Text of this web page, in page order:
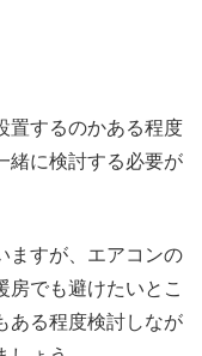
置するのかある程度
緒に検討する必要が
ますが、エアコンの
房でも避けたいとこ
ある程度検討しなが